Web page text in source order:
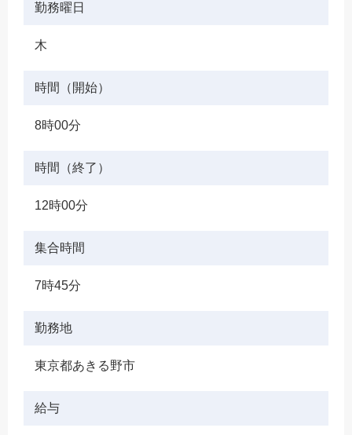
勤務曜日
木
時間（開始）
8時00分
時間（終了）
12時00分
集合時間
7時45分
勤務地
東京都あきる野市
給与